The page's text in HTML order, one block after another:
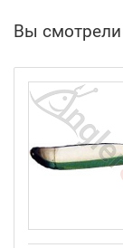
Вы смотрели